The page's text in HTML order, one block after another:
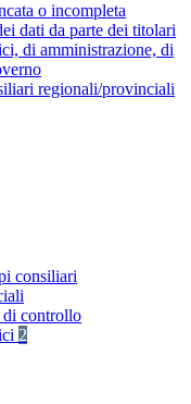
o incompleta
dati da parte dei titolari
di amministrazione, di
regionali/provinciali
consiliari
controllo
2